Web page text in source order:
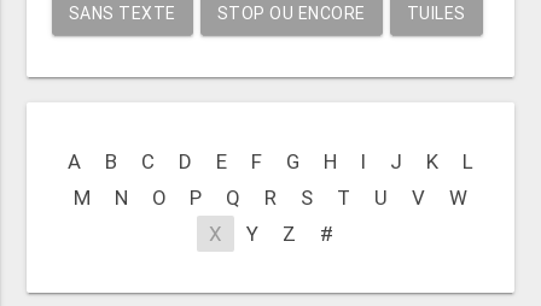
SANS TEXTE STOP OU ENCORE TUILES
A B C D E F G H I J K
L
M
N O P Q R S T U V
W
X
Y Z #